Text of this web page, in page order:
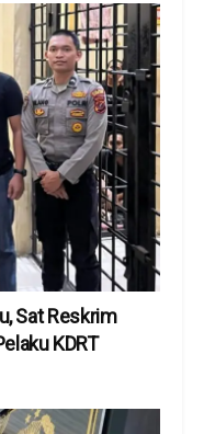
Sat Reskrim
KDRT